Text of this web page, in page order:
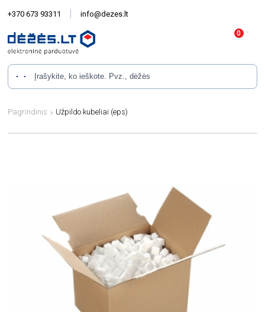
+370 673 93311 info@dezes.lt
Pagrindinis Užpildo kubeliai (eps)